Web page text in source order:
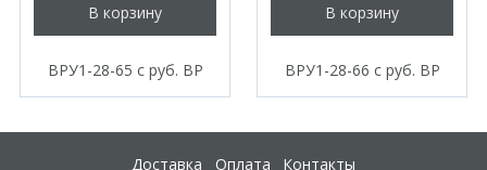
В корзину
ВРУ1-28-65 с руб. ВР
В корзину
ВРУ1-28-66 с руб. ВР
Доставка Оплата Контакты